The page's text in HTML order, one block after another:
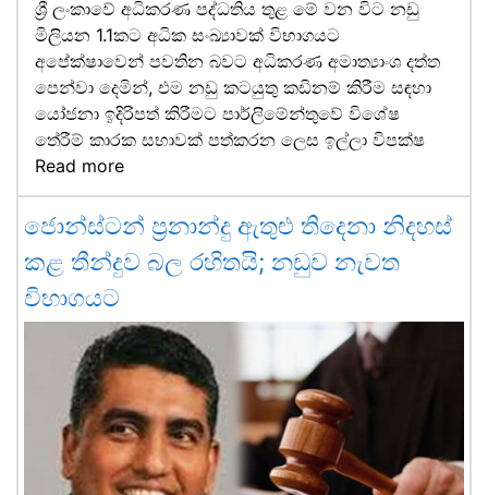
ශ්‍රී ලංකාවේ අධිකරණ පද්ධතිය තුළ මේ වන විට නඩු
මිලියන 1.1කට අධික සංඛ්‍යාවක් විභාගයට
අපේක්ෂාවෙන් පවතින බවට අධිකරණ අමාත්‍යාංශ දත්ත
පෙන්වා දෙමින්, එම නඩු කටයුතු කඩිනම් කිරීම සඳහා
යෝජනා ඉදිරිපත් කිරීමට පාර්ලිමේන්තුවේ විශේෂ
තේරීම් කාරක සභාවක් පත්කරන ලෙස ඉල්ලා විපක්ෂ
Read more
ජොන්ස්ටන් ප්‍රනාන්දු ඇතුළු තිදෙනා නිදහස්
කළ තීන්දුව බල රහිතයි; නඩුව නැවත
විභාගයට